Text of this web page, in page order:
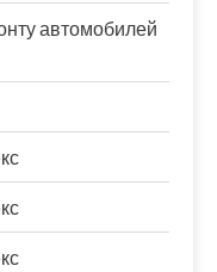
автомобилей